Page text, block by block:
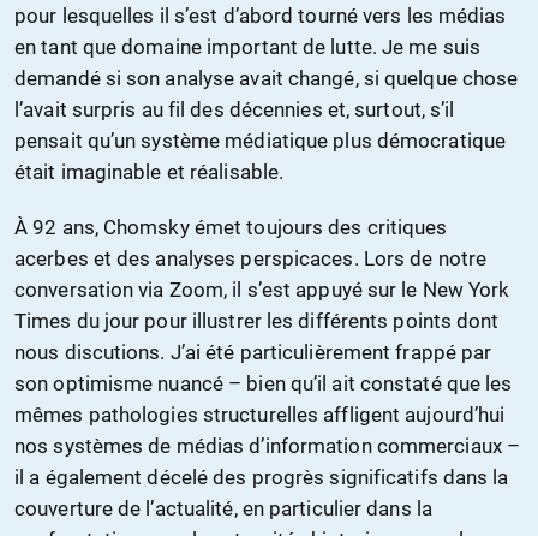
pour lesquelles il s’est d’abord tourné vers les médias
en tant que domaine important de lutte. Je me suis
demandé si son analyse avait changé, si quelque chose
l’avait surpris au fil des décennies et, surtout, s’il
pensait qu’un système médiatique plus démocratique
était imaginable et réalisable.
À 92 ans, Chomsky émet toujours des critiques
acerbes et des analyses perspicaces. Lors de notre
conversation via Zoom, il s’est appuyé sur le New York
Times du jour pour illustrer les différents points dont
nous discutions. J’ai été particulièrement frappé par
son optimisme nuancé – bien qu’il ait constaté que les
mêmes pathologies structurelles affligent aujourd’hui
nos systèmes de médias d’information commerciaux –
il a également décelé des progrès significatifs dans la
couverture de l’actualité, en particulier dans la